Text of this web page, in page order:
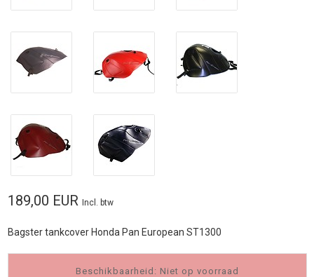
189,00 EUR Incl. btw
Bagster tankcover Honda Pan European ST1300
Beschikbaarheid: Niet op voorraad